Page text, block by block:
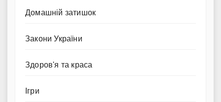
Домашній затишок
Закони України
Здоров'я та краса
Ігри